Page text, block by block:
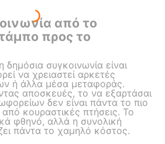
από το
προς το
δημόσια συγκοινωνία είναι
να χρειαστεί αρκετές
ή άλλα μέσα μεταφοράς.
αποσκευές, το να εξαρτάσαι
δεν είναι πάντα το πιο
από κουραστικές πτήσεις. Το
φθηνό, αλλά η συνολική
πάντα το χαμηλό κόστος.